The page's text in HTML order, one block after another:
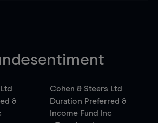
&
Cohen & Steers Ltd
Duration Preferred &
Income Fund Inc